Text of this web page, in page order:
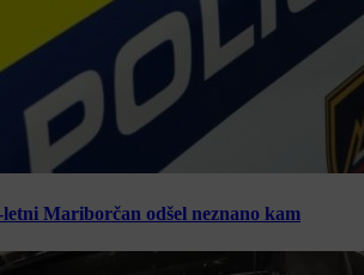
letni Mariborčan odšel neznano kam